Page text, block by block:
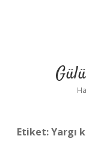
Etiket:Yargı